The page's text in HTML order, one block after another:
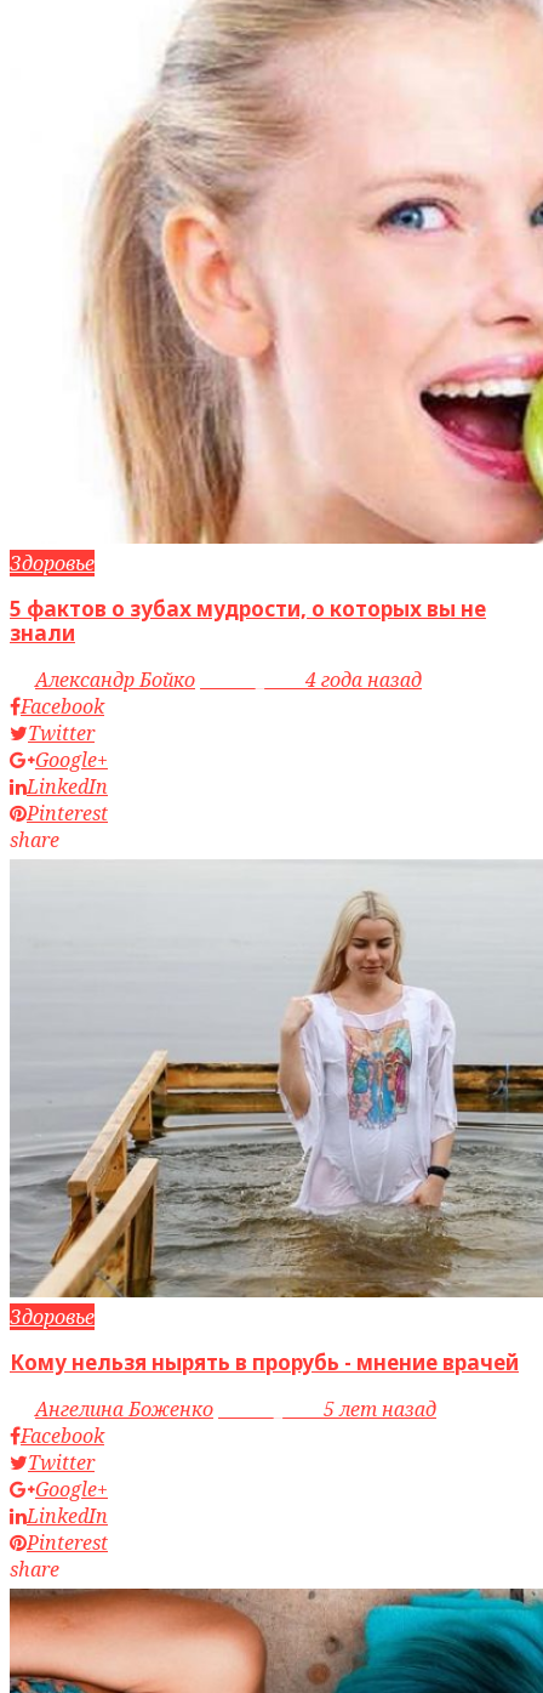
Здоровье
5 фактов о зубах мудрости, о которых вы не
знали
byАлександр Бойко
4 года назад
Facebook
Twitter
Google+
LinkedIn
Pinterest
share
Здоровье
Кому нельзя нырять в прорубь - мнение врачей
byАнгелина Боженко
5 лет назад
Facebook
Twitter
Google+
LinkedIn
Pinterest
share